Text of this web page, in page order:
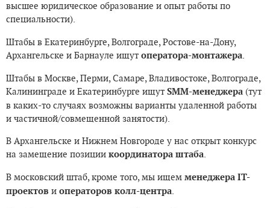
высшее юридическое образование и опыт работы по
специальности).
Штабы в Екатеринбурге, Волгограде, Ростове-на-Дону,
Архангельске и Барнауле ищут оператора-монтажера
Штабы в Москве, Перми, Самаре, Владивостоке, Волгограде,
Калининграде и Екатеринбурге ищут SMM-менеджера (тут
в каких-то случаях возможны варианты удаленной работы
и частичной/совмещенной занятости).
В Архангельске и Нижнем Новгороде у нас открыт конкурс
на замещение позиции координатора штаба.
В московский штаб, кроме того, мы ищем менеджера IT-
проектов и операторов колл-центра.